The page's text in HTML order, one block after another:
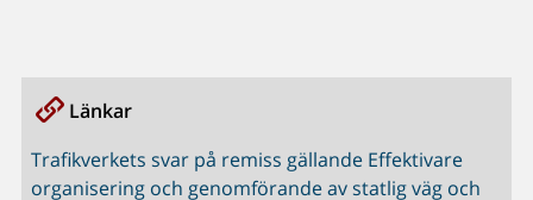
Länkar
Trafikverkets svar på remiss gällande Effektivare
organisering och genomförande av statlig väg och